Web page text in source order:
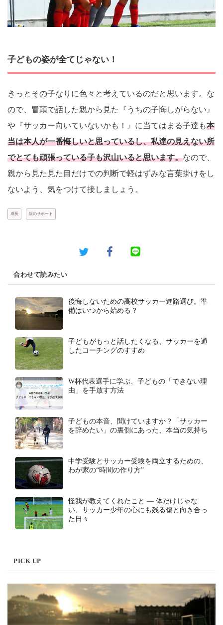
子どもの姿が全てじゃない！
きっとその子なりに色々と考えているのだと思います。な
ので、冒頭で話した親から見た『うちの子悔しがらない』
や『サッカー向いていないかも！』に当てはまる子達も本
当は本人が一番悔しいと思っているし、私達の見えない所
でとても頑張っている子も沢山いると思います。なので、
親から見た見た目だけでの判断で軽はずみな言葉掛けをし
ないよう、気をつけて接しましょう。
成長 親のサポート
合わせて読みたい
後悔しないための高校サッカー進路選び。準
備はいつから始める？
子どもがもっと話したくなる、サッカーを通
したコーチングのすすめ
W杯代表選手に学ぶ、子どもの「できない理
由」を手放す方法
子どもの本音、聞けていますか？「サッカー
を辞めたい」の裏側にあった、本当の気持ち
中学受験とサッカー受験を両立するための、
わが家の“時間の作り方”
怪我が教えてくれたこと ― 体だけじゃな
い、サッカー少年の心にも残る傷と向き合っ
た日々
PICK UP